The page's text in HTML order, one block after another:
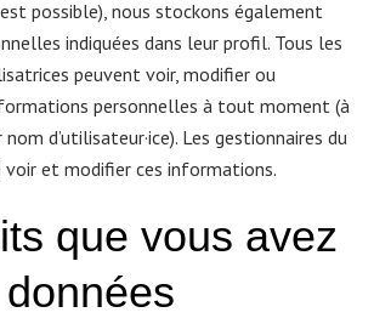
possible), nous stockons également
indiquées dans leur profil. Tous les
peuvent voir, modifier ou
personnelles à tout moment (à
d’utilisateur·ice). Les gestionnaires du
voir et modifier ces informations.
que vous avez
ées